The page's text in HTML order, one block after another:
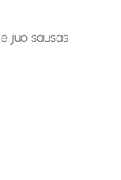
juo sausas